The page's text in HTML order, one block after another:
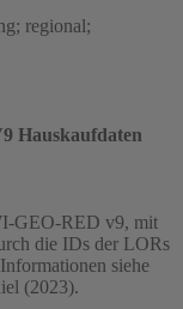
regional;
Hauskaufdaten
GEO-RED v9, mit
die IDs der LORs
siehe
(2023).